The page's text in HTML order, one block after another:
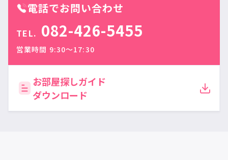
電話でお問い合わせ
TEL. 082-426-5455
営業時間 9:30〜17:30
お部屋探しガイド
ダウンロード